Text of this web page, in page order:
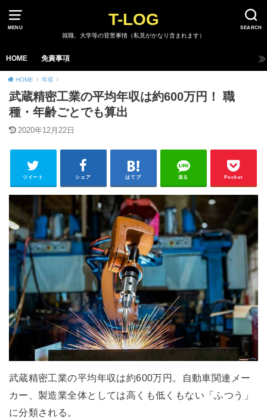
MENU SEARCH
T-LOG
就職、大学等の背景事情（私見がかなり含まれます）
HOME 免責事項
HOME 年収
武蔵精密工業の平均年収は約600万円！ 職
種・年齢ごとでも算出
2020年12月22日
ツイート シェア はてブ 送る Pocket
武蔵精密工業の平均年収は約600万円。自動車関連メー
カー、製造業全体としては高くも低くもない「ふつう」
に分類される。